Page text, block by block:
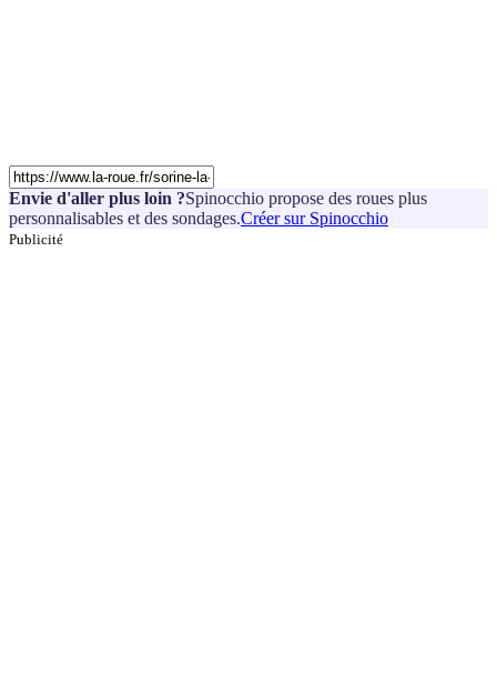
Envie d'aller plus loin ?Spinocchio propose des roues plus
personnalisables et des sondages.Créer sur Spinocchio
Publicité